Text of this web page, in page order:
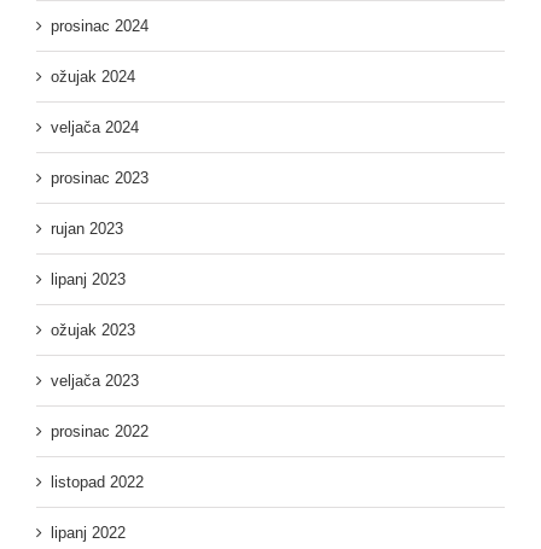
prosinac 2024
ožujak 2024
veljača 2024
prosinac 2023
rujan 2023
lipanj 2023
ožujak 2023
veljača 2023
prosinac 2022
listopad 2022
lipanj 2022